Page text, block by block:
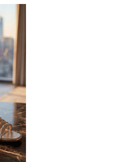
отмечает 60-летний
доверия миллионов
развития и понимания,
завтра.
2027 открывает